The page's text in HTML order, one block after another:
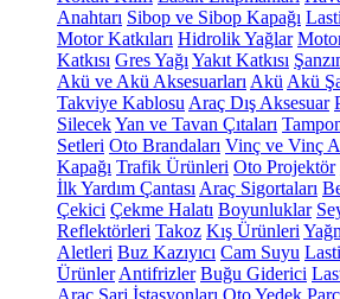
Anahtarı Sibop ve Sibop Kapağı
Motor Katkıları Hidrolik Yağlar
Katkısı Gres Yağı Yakıt Katkısı
Akü ve Akü Aksesuarları Akü Akü
Takviye Kablosu Araç Dış Aksesuar
SilecekYan ve Tavan Çıtaları
Setleri Oto Brandaları Vinç ve Vinç
Kapağı Trafik Ürünleri Oto Projektör
İlk Yardım Çantası Araç Sigortaları
Çekici Çekme Halatı Boyunluklar
Reflektörleri Takoz Kış Ürünleri
Aletleri Buz Kazıyıcı Cam Suyu
Ürünler Antifrizler Buğu Giderici
Araç Şarj İstasyonları Oto Yedek